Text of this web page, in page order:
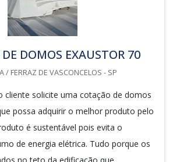
DOMOS EXAUSTOR 70
/ FERRAZ DE VASCONCELOS - SP
cliente solicite uma cotação de domos
possa adquirir o melhor produto pelo
é sustentável pois evita o
de energia elétrica. Tudo porque os
no teto da edificação que